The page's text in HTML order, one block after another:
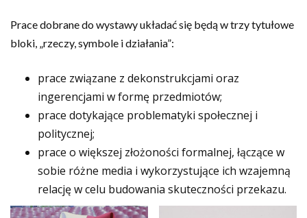
Prace dobrane do wystawy układać się będą w trzy tytułowe
bloki, „rzeczy, symbole i działania”:
prace związane z dekonstrukcjami oraz
ingerencjami w formę przedmiotów;
prace dotykające problematyki społecznej i
politycznej;
prace o większej złożoności formalnej, łączące w
sobie różne media i wykorzystujące ich wzajemną
relację w celu budowania skuteczności przekazu.